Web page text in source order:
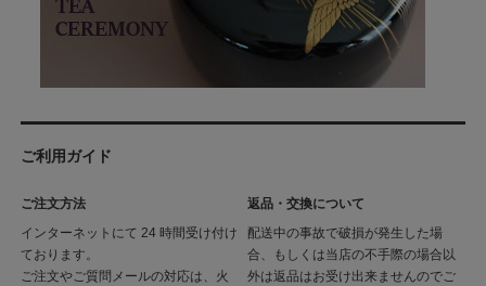
ご利用ガイド
ご注文方法
インターネットにて 24 時間受け付け
ております。
ご注文やご質問メールの対応は、火
返品・交換について
配送中の事故で破損が発生した場
合、もしくは当店の不手際の場合以
外は返品はお受け出来ませんのでご